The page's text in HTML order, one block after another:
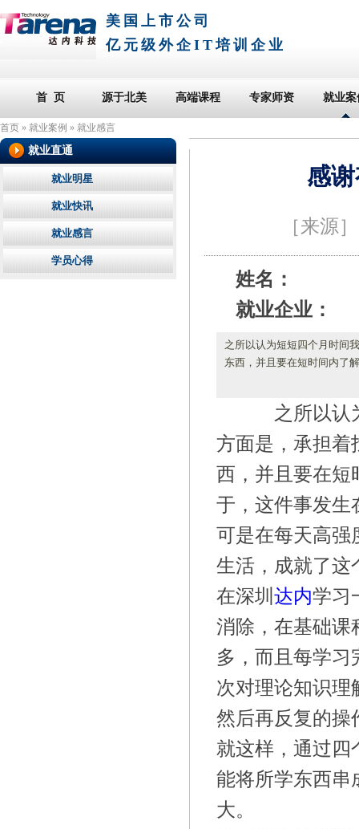
美国上市公司
亿元级外企IT培训企业
首 页 源于北美 高端课程 专家师资 就业案
首页 » 就业案例 » 就业感言
感
［来源
姓名：
就业企业：
之所以认为短短四个月时间
东西，并且要在短时间内了
之所以认为
方面是，承担着
西，并且要在短
于，这件事发生
可是在每天高强
生活，成就了这
在深圳 达内学习
消除，在基础课
多，而且每学习
次对理论知识理
然后再反复的操
就这样，通过四
能将所学东西串
大。
就业直通
就业明星
就业快讯
就业感言
学员心得